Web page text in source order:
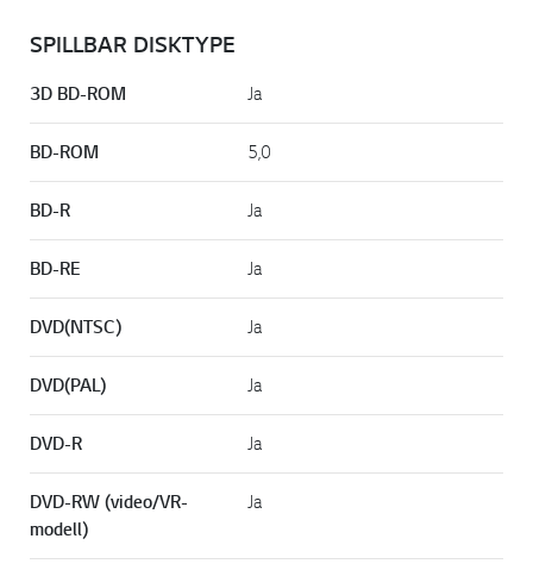
SPILLBAR DISKTYPE
3D BD-ROM Ja
BD-ROM 5,0
BD-R Ja
BD-RE Ja
DVD(NTSC) Ja
DVD(PAL) Ja
DVD-R Ja
DVD-RW (video/VR-
modell)
Ja